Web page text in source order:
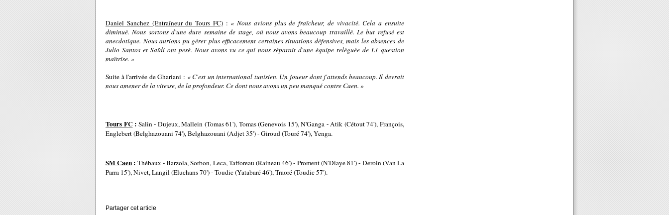
Daniel Sanchez (Entraîneur du Tours FC): « Nous avions plus de fraîcheur, de vivacité. Cela a ensuite
diminué. Nous sortons d'une dure semaine de stage, où nous avons beaucoup travaillé. Le but refusé est
anecdotique. Nous aurions pu gérer plus efficacement certaines situations défensives, mais les absences de
Julio Santos et Saïdi ont pesé. Nous avons vu ce qui nous séparait d'une équipe reléguée de L1 question
maîtrise. »
Suite à l'arrivée de Ghariani : « C'est un international tunisien. Un joueur dont j'attends beaucoup. Il devrait
nous amener de la vitesse, de la profondeur. Ce dont nous avons un peu manqué contre Caen. »
Tours FC : Salin - Dujeux, Mallein (Tomas 61'), Tomas (Genevois 15'), N'Ganga - Atik (Cétout 74'), François,
Englebert (Belghazouani 74'), Belghazouani (Adjet 35') - Giroud (Touré 74'), Yenga.
SM Caen : Thébaux - Barzola, Sorbon, Leca, Tafforeau (Raineau 46') - Proment (N'Diaye 81') - Deroin (Van La
Parra 15'), Nivet, Langil (Eluchans 70') - Toudic (Yatabaré 46'), Traoré (Toudic 57').
Partager cet article